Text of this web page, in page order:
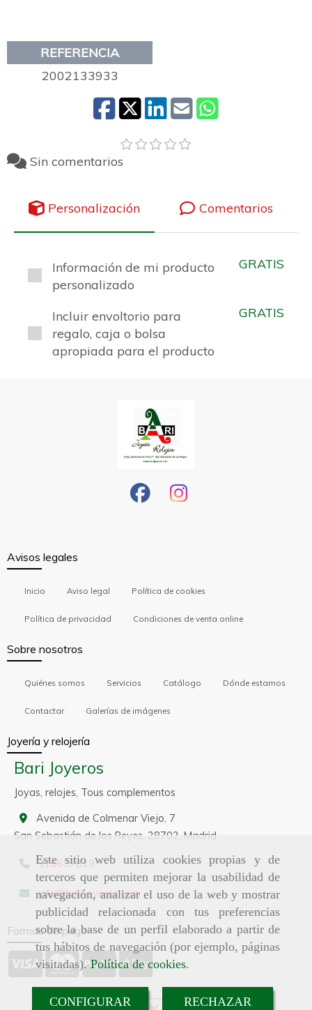
Este sitio web utiliza cookies propias y de
terceros que permiten mejorar la usabilidad de
navegación, analizar el uso de la web y mostrar
publicidad relacionada con tus preferencias
sobre la base de un perfil elaborado a partir de
tus hábitos de navegación (por ejemplo, páginas
visitadas).Política de cookies.
CONFIGURAR RECHAZAR
REFERENCIA
2002133933
Sin comentarios
Personalización Comentarios
Información de mi producto
personalizado
GRATIS
Incluir envoltorio para
regalo, caja o bolsa
apropiada para el producto
GRATIS
Avisos legales
Inicio Aviso legal Política de cookies
Política de privacidad Condiciones de venta online
Sobre nosotros
Quiénes somos Servicios Catálogo Dónde estamos
Contactar Galerías de imágenes
Joyería y relojería
Bari Joyeros
Joyas, relojes, Tous complementos
Avenida de Colmenar Viejo, 7
San Sebastián de los Reyes, 28702, Madrid
916637819
info barijoyeros.com
Formas de pago